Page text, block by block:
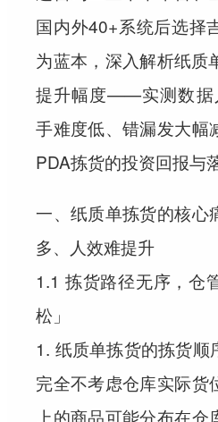
国内外40+系统后选择
为蓝本，深入解析纸质
提升幅度——实测数据
手难度低、错漏发大幅
PDA拣货的投资回报与
一、纸质单拣货的核心
多、人效难提升
1.1 拣货路径无序，仓
松」
1. 纸质单拣货的拣货顺
完全不考虑仓库实际货
上的商品可能分布在